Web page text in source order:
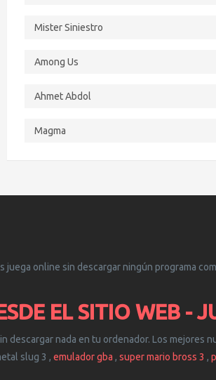
Mister Siniestro
Among Us
Ahmet Abdol
Magma
juega online sin descargar ningún programa
EL SITIO WEB -
descargar nada en tu ordenador. Los mejores
slug 3 , emulador gba , super mario bross 3 ,